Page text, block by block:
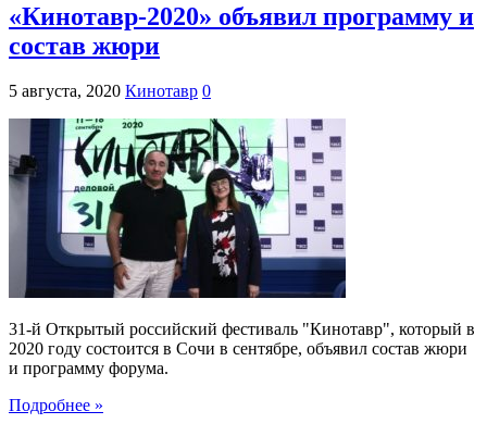
«Кинотавр-2020» объявил программу и
состав жюри
5 августа, 2020 Кинотавр 0
31-й Открытый российский фестиваль "Кинотавр", который в
2020 году состоится в Сочи в сентябре, объявил состав жюри
и программу форума.
Подробнее »